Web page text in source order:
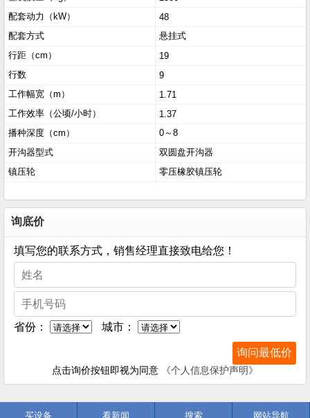
配套动力（kW）
48
配套方式
悬挂式
行距（cm）
19
行数
9
工作幅宽（m）
1.71
工作效率（公顷/小时）
1.37
播种深度（cm）
0～8
开沟器型式
双圆盘开沟器
镇压轮
零压橡胶镇压轮
询底价
填写您的联系方式，销售经理直接致电给您！
省份： 城市：
点击询价按钮即视为同意 《个人信息保护声明》
买设备 看新闻 搜索 网站导航